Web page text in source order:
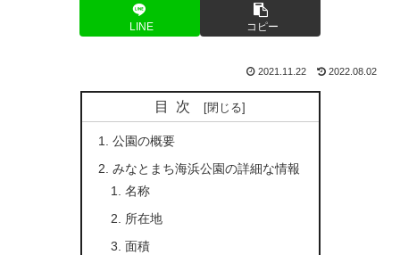
LINE コピー
2021.11.22 2022.08.02
目次
公園の概要
みなとまち海浜公園の詳細な情報
名称
所在地
面積